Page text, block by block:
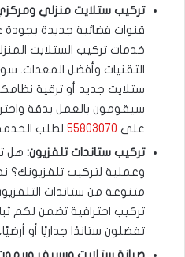
تركيب ستلايت منزلي
قنوات فضائية جديدة بجودة
خدمات تركيب الستلايت
التقنيات وأفضل المعدات.
ستلايت جديد أو ترقية
سيقومون بالعمل بدقة
على 55803070 لطلب
تركيب ستاندات تلفزيون: هل
وعملية لتركيب
متنوعة من ستاندات
تركيب احترافية تضمن لكم
تفضلون ستاندًا جداريًا أو